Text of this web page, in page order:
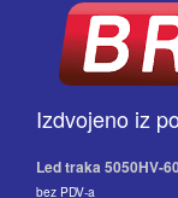
Izdvojeno iz
Led traka 5050HV-
bez PDV-a